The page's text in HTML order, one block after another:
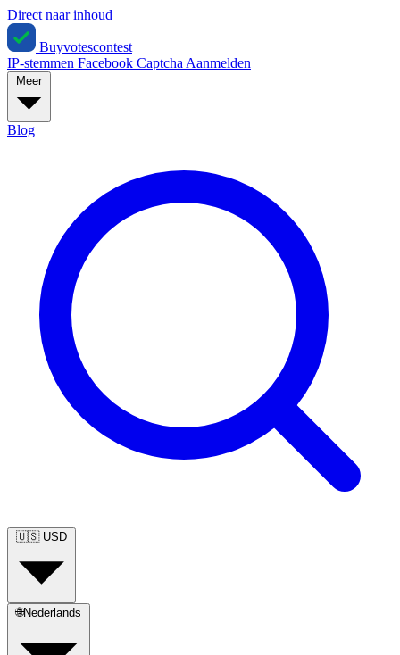
Direct naar inhoud
Buyvotescontest
IP-stemmen Facebook Captcha Aanmelden
Meer
Blog
🇺🇸 USD
🌐Nederlands